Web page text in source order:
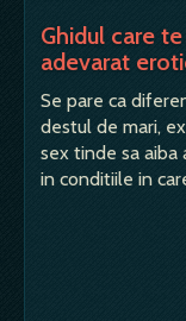
Ghidul care
adevarat
Se pare ca
destul de mari,
sex tinde sa aiba
in conditiile in